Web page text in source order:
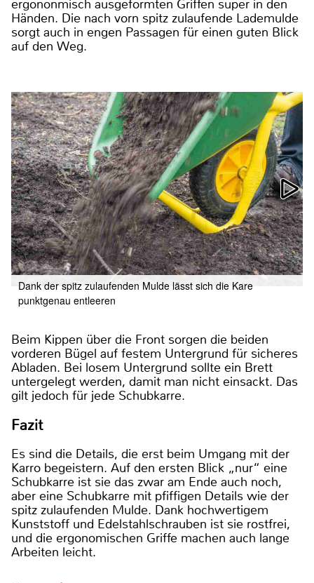
ergononmisch ausgeformten Griffen super in den
Händen. Die nach vorn spitz zulaufende Lademulde
sorgt auch in engen Passagen für einen guten Blick
auf den Weg.
Dank der spitz zulaufenden Mulde lässt sich die Kare
punktgenau entleeren
Beim Kippen über die Front sorgen die beiden
vorderen Bügel auf festem Untergrund für sicheres
Abladen. Bei losem Untergrund sollte ein Brett
untergelegt werden, damit man nicht einsackt. Das
gilt jedoch für jede Schubkarre.
Fazit
Es sind die Details, die erst beim Umgang mit der
Karro begeistern. Auf den ersten Blick „nur“ eine
Schubkarre ist sie das zwar am Ende auch noch,
aber eine Schubkarre mit pfiffigen Details wie der
spitz zulaufenden Mulde. Dank hochwertigem
Kunststoff und Edelstahlschrauben ist sie rostfrei,
und die ergonomischen Griffe machen auch lange
Arbeiten leicht.